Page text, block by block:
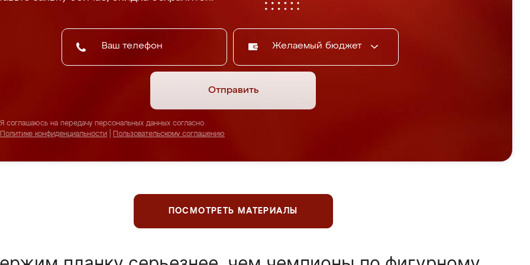
Желаемый бюджет
Отправить
Я соглашаюсь на передачу персональных данных согласно
Политике конфиденциальности
Пользовательскому соглашению
ПОСМОТРЕТЬ МАТЕРИАЛЫ